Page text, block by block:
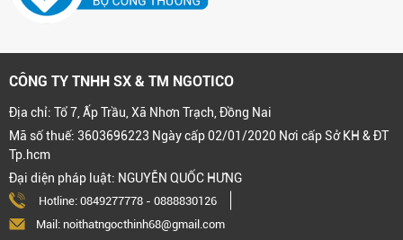
CÔNG TY TNHH SX & TM NGOTICO
Địa chỉ: Tổ 7, Ấp Trầu, Xã Nhơn Trạch, Đồng Nai
Mã số thuế: 3603696223 Ngày cấp 02/01/2020 Nơi cấp Sở KH & ĐT
Tp.hcm
Đại diện pháp luật: NGUYỄN QUỐC HƯNG
Hotline: 0849277778 - 0888830126
Mail: noithatngocthinh68@gmail.com